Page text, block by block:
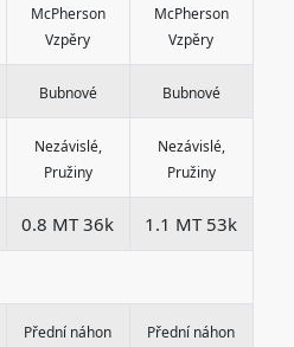
McPherson
Vzpěry
McPherson
Vzpěry
Bubnové Bubnové
Nezávislé,
Pružiny
Nezávislé,
Pružiny
0.8 MT 36k 1.1 MT 53k
Přední náhon Přední náhon